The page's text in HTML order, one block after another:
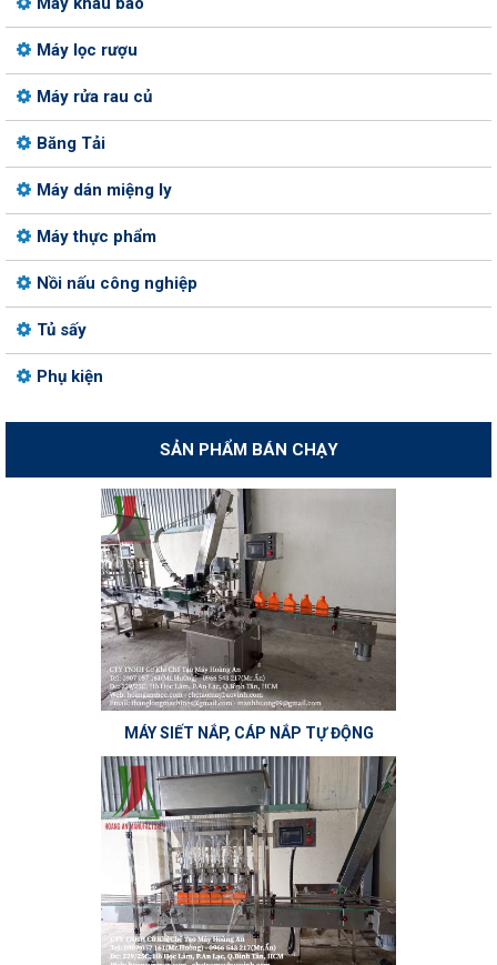
Máy lọc rượu
Máy rửa rau củ
Băng Tải
Máy dán miệng ly
Máy thực phẩm
Nồi nấu công nghiệp
Tủ sấy
Phụ kiện
SẢN PHẨM BÁN CHẠY
MÁY SIẾT NẮP, CÁP NẮP TỰ ĐỘNG